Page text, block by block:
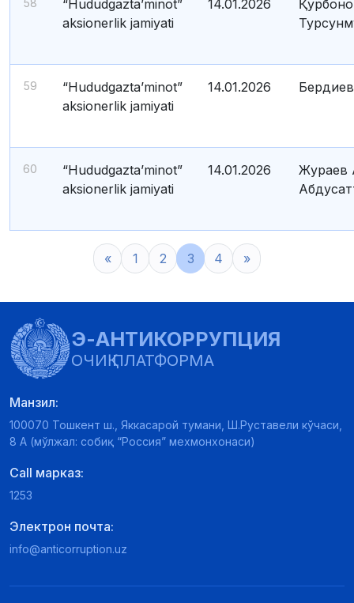
58
“Hududgazta’minot”
aksionerlik jamiyati
14.01.2026
59
“Hududgazta’minot”
aksionerlik jamiyati
14.01.2026
60
“Hududgazta’minot”
aksionerlik jamiyati
14.01.2026
Жураев
« 1 2 3 4 »
Э-АНТИКОРРУПЦИЯ
ОЧИҚ ПЛАТФОРМА
Манзил:
100070 Тошкент ш., Яккасарой тумани, Ш.Руставели кўчаси,
8 А (мўлжал: собиқ “Россия” мехмонхонаси)
Call марказ:
1253
Электрон почта:
info@anticorruption.uz